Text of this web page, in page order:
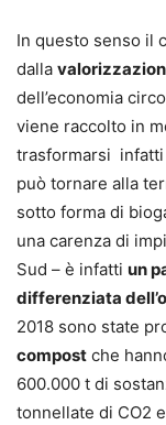
In questo senso il
dalla
dell’economia
viene raccolto in
trasformarsi
può tornare alla
sotto forma di
una carenza di
Sud – è infatti un
differenziata
2018 sono state
compost che
600.000 t di
tonnellate di CO2